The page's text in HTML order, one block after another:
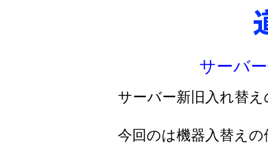
サーバ
サーバー新旧入れ替
今回のは機器入替え